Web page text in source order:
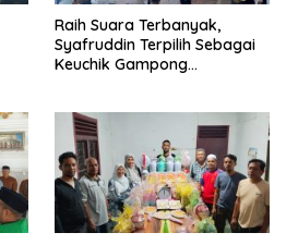
Raih Suara Terbanyak,
Syafruddin Terpilih Sebagai
Keuchik Gampong